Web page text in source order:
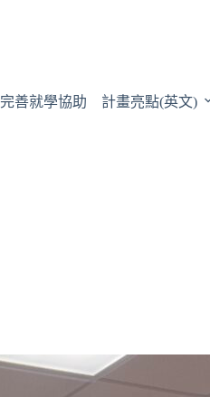
完善就學協助 計畫亮點(英文)